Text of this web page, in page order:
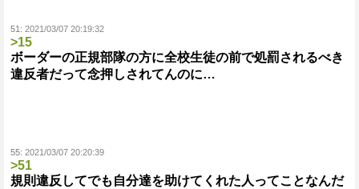
51: 2021/03/07 20:19:32
>15
ボーダーの正規部隊の方に全校生徒の前で処罰されるべき
違反者だって念押しされてんのに…
55: 2021/03/07 20:20:39
>51
規則違反してでも自分達を助けてくれた人ってことなんだ